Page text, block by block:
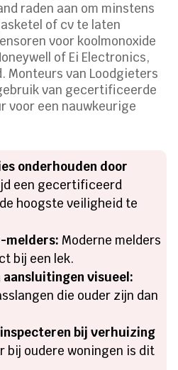
raden aan om minstens
of cv te laten
voor koolmonoxide
of Ei Electronics,
Monteurs van Loodgieters
van gecertificeerde
voor een nauwkeurige
onderhouden door
een gecertificeerd
hoogste veiligheid te
melders: Moderne melders
bij een lek.
aansluitingen visueel:
die ouder zijn dan
bij verhuizing
bij oudere woningen is dit